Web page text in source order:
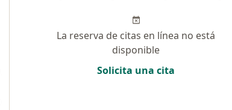
La reserva de citas en línea no está
disponible
Solicita una cita